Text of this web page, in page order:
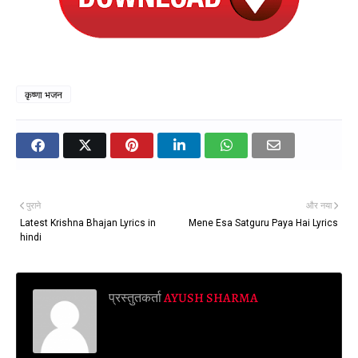
कृष्णा भजन
और नया
Mene Esa Satguru Paya Hai Lyrics
पुराने
Latest Krishna Bhajan Lyrics in
hindi
प्रस्तुतकर्ताAYUSH SHARMA